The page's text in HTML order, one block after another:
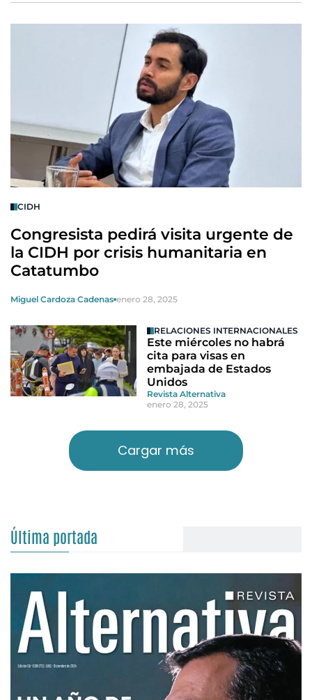
CIDH
Congresista pedirá visita urgente de
la CIDH por crisis humanitaria en
Catatumbo
Miguel Cardoza Cadenas enero 28, 2025
RELACIONES INTERNACIONALES
Este miércoles no habrá
cita para visas en
embajada de Estados
Unidos
Revista Alternativa
enero 28, 2025
Cargar más
Última portada